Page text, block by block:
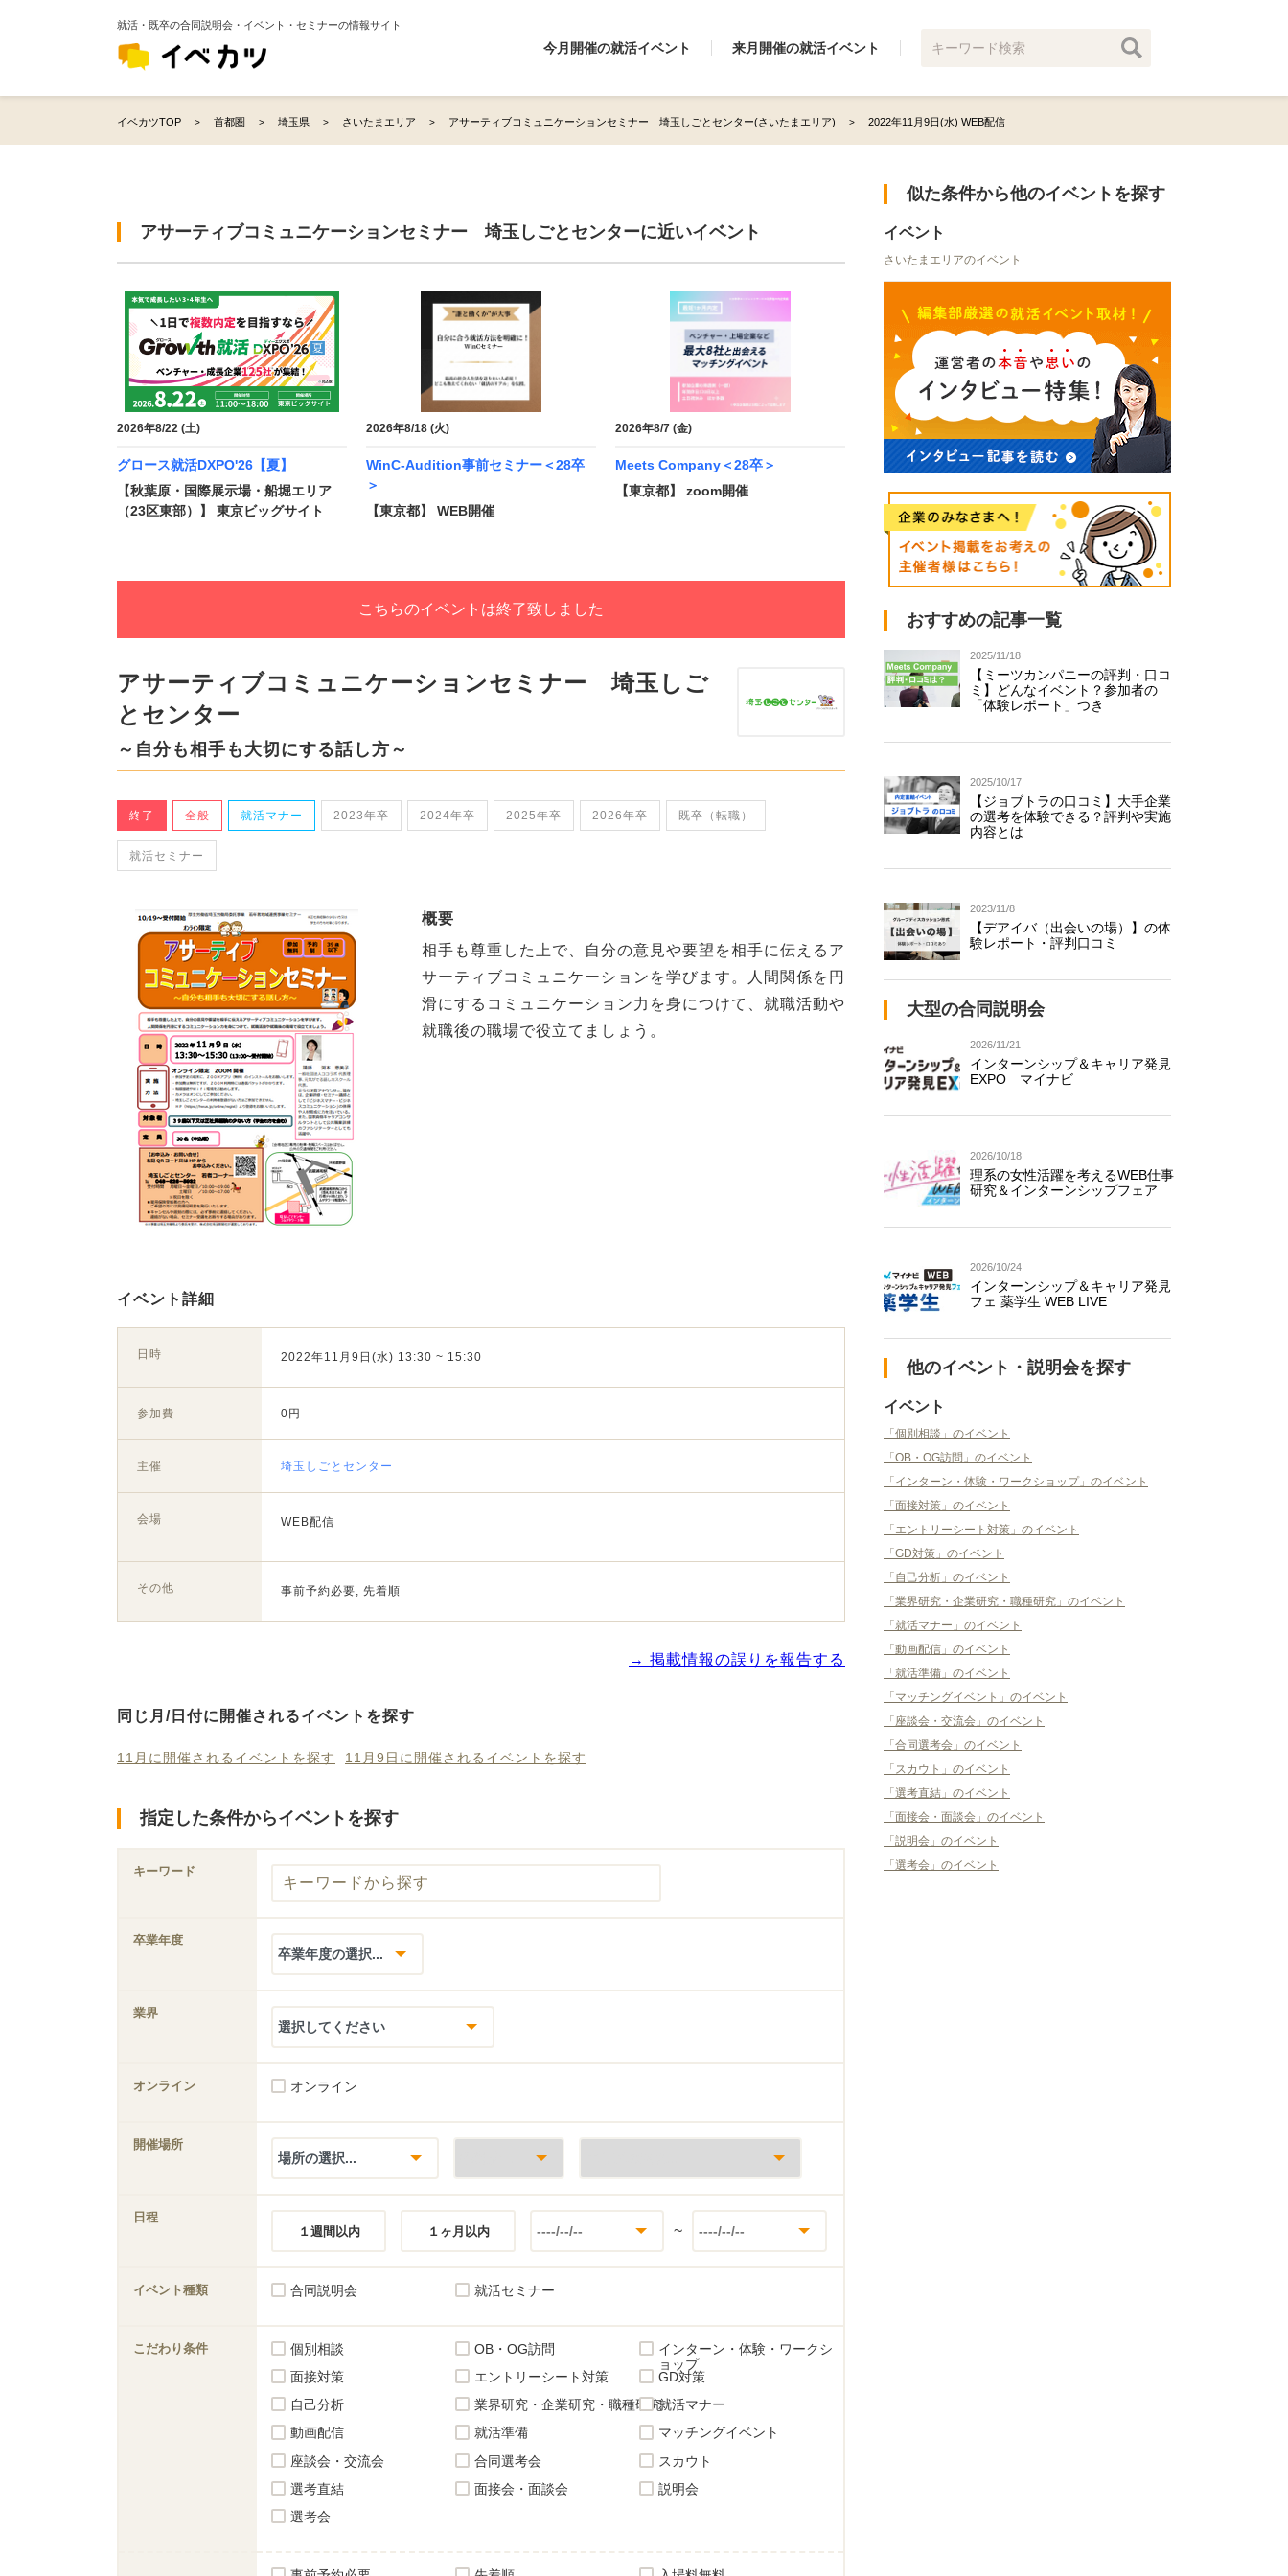
就活・既卒の合同説明会・イベント・セミナーの情報サイト
今月開催の就活イベント 来月開催の就活イベント
イベカツTOP 首都圏 埼玉県 さいたまエリア アサーティブコミュニケーションセミナー 埼玉しごとセンター(さいたまエリア) 2022年11月9日(水) WEB配信
アサーティブコミュニケーションセミナー 埼玉しごとセンターに近いイベント
2026年8/22 (土)
グロース就活DXPO'26【夏】
【秋葉原・国際展示場・船堀エリア
（23区東部）】 東京ビッグサイト
2026年8/18 (火)
WinC-Audition事前セミナー＜28卒
＞
【東京都】 WEB開催
2026年8/7 (金)
Meets Company＜28卒＞
【東京都】 zoom開催
こちらのイベントは終了致しました
アサーティブコミュニケーションセミナー 埼玉しご
とセンター
～自分も相手も大切にする話し方～
終了 全般 就活マナー 2023年卒 2024年卒 2025年卒 2026年卒 既卒（転職）
就活セミナー
概要
相手も尊重した上で、自分の意見や要望を相手に伝えるア
サーティブコミュニケーションを学びます。人間関係を円
滑にするコミュニケーション力を身につけて、就職活動や
就職後の職場で役立てましょう。
イベント詳細
日時 2022年11月9日(水) 13:30 ~ 15:30
参加費 0円
主催 埼玉しごとセンター
会場 WEB配信
その他 事前予約必要, 先着順
→ 掲載情報の誤りを報告する
同じ月/日付に開催されるイベントを探す
11月に開催されるイベントを探す 11月9日に開催されるイベントを探す
指定した条件からイベントを探す
キーワード
卒業年度
業界
オンライン オンライン
開催場所
日程
１週間以内
１ヶ月以内 ~
イベント種類 合同説明会 就活セミナー
こだわり条件 個別相談 OB・OG訪問
インターン・体験・ワークシ
ョップ
面接対策
エントリーシート対策
GD対策
自己分析
業界研究・企業研究・職種研究就活マナー
動画配信
就活準備
マッチングイベント
座談会・交流会
合同選考会
スカウト
選考直結
面接会・面談会
説明会
選考会
似た条件から他のイベントを探す
イベント
さいたまエリアのイベント
おすすめの記事一覧
2025/11/18
【ミーツカンパニーの評判・口コ
ミ】どんなイベント？参加者の
「体験レポート」つき
2025/10/17
【ジョブトラの口コミ】大手企業
の選考を体験できる？評判や実施
内容とは
2023/11/8
【デアイバ（出会いの場）】の体
験レポート・評判口コミ
大型の合同説明会
2026/11/21
インターンシップ＆キャリア発見
EXPO マイナビ
2026/10/18
理系の女性活躍を考えるWEB仕事
研究＆インターンシップフェア
2026/10/24
インターンシップ＆キャリア発見
フェ 薬学生 WEB LIVE
他のイベント・説明会を探す
イベント
「個別相談」のイベント
「OB・OG訪問」のイベント
「インターン・体験・ワークショップ」のイベント
「面接対策」のイベント
「エントリーシート対策」のイベント
「GD対策」のイベント
「自己分析」のイベント
「業界研究・企業研究・職種研究」のイベント
「就活マナー」のイベント
「動画配信」のイベント
「就活準備」のイベント
「マッチングイベント」のイベント
「座談会・交流会」のイベント
「合同選考会」のイベント
「スカウト」のイベント
「選考直結」のイベント
「面接会・面談会」のイベント
「説明会」のイベント
「選考会」のイベント